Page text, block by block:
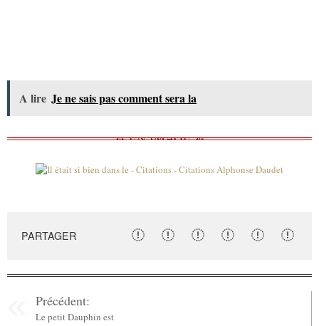
A lire Je ne sais pas comment sera la
PARTAGER
Précédent:
Le petit Dauphin est